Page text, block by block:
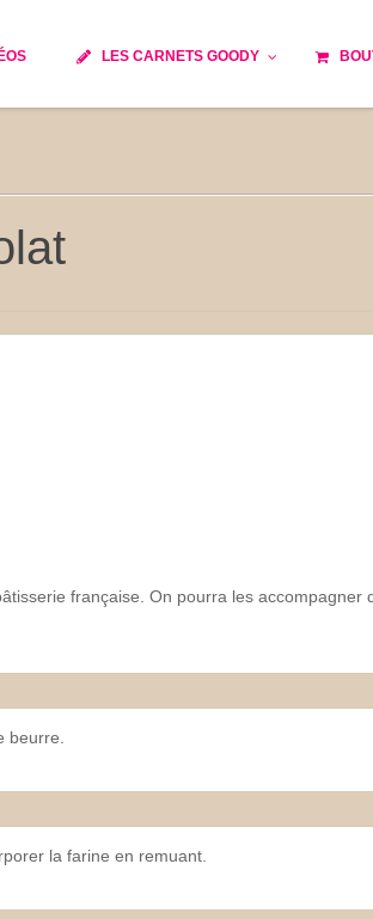
française traditionnelle
LES CARNETS GOODY
Spécialité culinaire
française. On pourra les accompagner
beurre.
la farine en remuant.